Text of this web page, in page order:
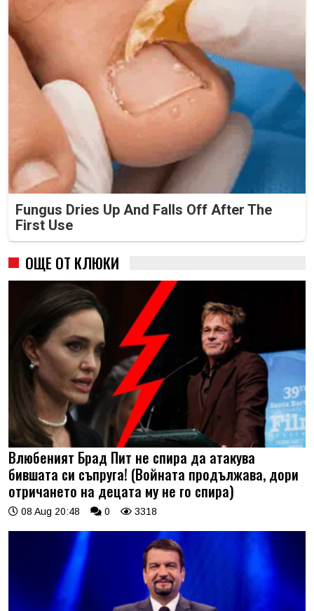
Fungus Dries Up And Falls Off After The
First Use
ОЩЕ ОТ КЛЮКИ
Влюбеният Брад Пит не спира да атакува
бившата си съпруга! (Войната продължава, дори
отричането на децата му не го спира)
08 Aug 20:48 0 3318